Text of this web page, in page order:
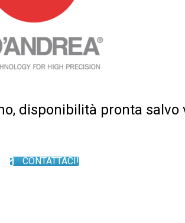
disponibilità pronta salvo
CONTATTACI!